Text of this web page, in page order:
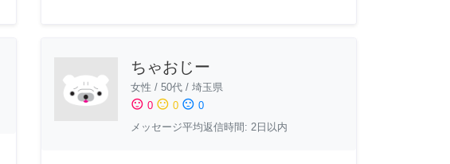
ちゃおじー
女性 / 50代/ 埼玉県
sentiment_satisfied 0 sentiment_neutral 0 sentiment_dissatisfied 0
メッセージ平均返信時間: 2日以内